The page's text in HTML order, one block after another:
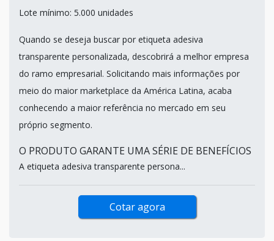
Lote mínimo: 5.000 unidades
Quando se deseja buscar por etiqueta adesiva
transparente personalizada, descobrirá a melhor empresa
do ramo empresarial. Solicitando mais informações por
meio do maior marketplace da América Latina, acaba
conhecendo a maior referência no mercado em seu
próprio segmento.
O PRODUTO GARANTE UMA SÉRIE DE BENEFÍCIOS
A etiqueta adesiva transparente persona...
Cotar agora